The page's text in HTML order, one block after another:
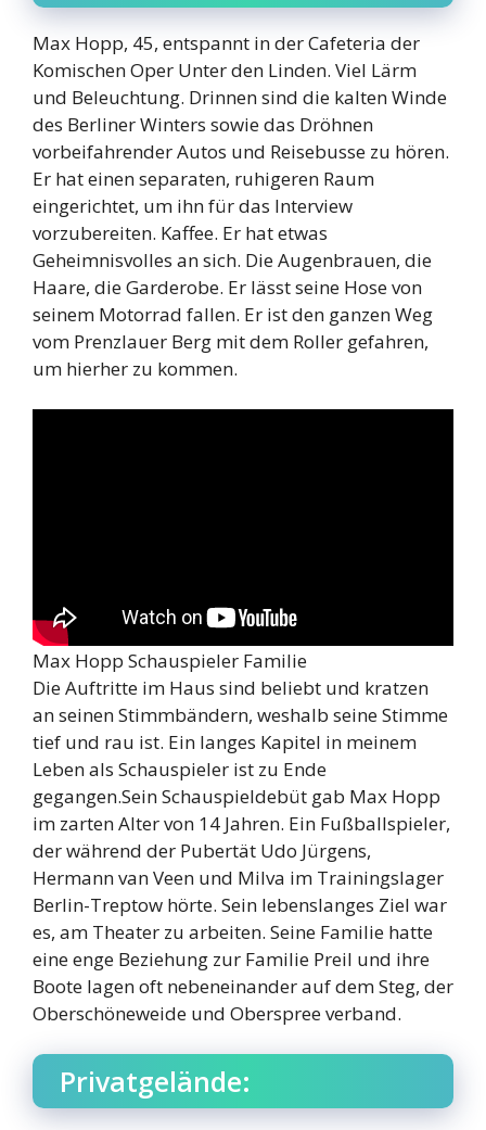
Max Hopp, 45, entspannt in der Cafeteria der
Komischen Oper Unter den Linden. Viel Lärm
und Beleuchtung. Drinnen sind die kalten Winde
des Berliner Winters sowie das Dröhnen
vorbeifahrender Autos und Reisebusse zu hören.
Er hat einen separaten, ruhigeren Raum
eingerichtet, um ihn für das Interview
vorzubereiten. Kaffee. Er hat etwas
Geheimnisvolles an sich. Die Augenbrauen, die
Haare, die Garderobe. Er lässt seine Hose von
seinem Motorrad fallen. Er ist den ganzen Weg
vom Prenzlauer Berg mit dem Roller gefahren,
um hierher zu kommen.
Max Hopp Schauspieler Familie
Die Auftritte im Haus sind beliebt und kratzen
an seinen Stimmbändern, weshalb seine Stimme
tief und rau ist. Ein langes Kapitel in meinem
Leben als Schauspieler ist zu Ende
gegangen.Sein Schauspieldebüt gab Max Hopp
im zarten Alter von 14 Jahren. Ein Fußballspieler,
der während der Pubertät Udo Jürgens,
Hermann van Veen und Milva im Trainingslager
Berlin-Treptow hörte. Sein lebenslanges Ziel war
es, am Theater zu arbeiten. Seine Familie hatte
eine enge Beziehung zur Familie Preil und ihre
Boote lagen oft nebeneinander auf dem Steg, der
Oberschöneweide und Oberspree verband.
Privatgelände: